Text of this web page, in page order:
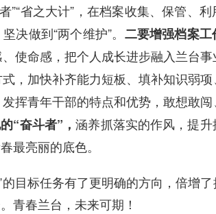
省之大计”，在档案收集、保管、
做到“两个维护”。 二要增强档案
使命感，把个人成长进步融入兰台事
，加快补齐能力短板、填补知识弱
发挥青年干部的特点和优势，敢想敢
“奋斗者”，涵养抓落实的作风，提
最亮丽的底色。
目标任务有了更明确的方向，倍增了
青春兰台，未来可期！